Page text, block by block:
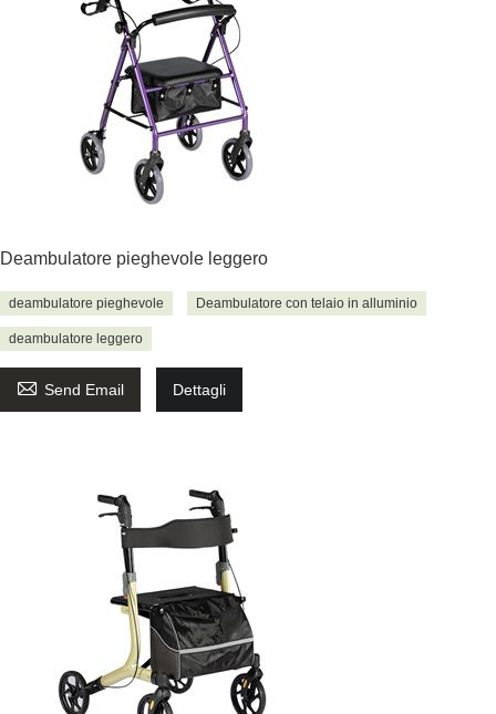
Deambulatore pieghevole leggero
deambulatore pieghevole Deambulatore con telaio in alluminio
deambulatore leggero
 Send Email Dettagli